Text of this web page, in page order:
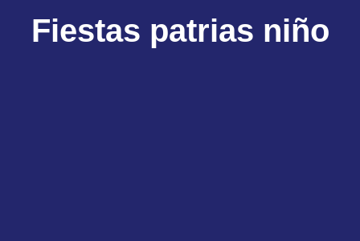
Fiestas patrias niño